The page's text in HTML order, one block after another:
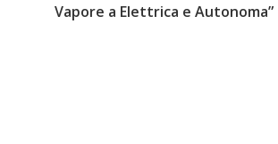
Vapore a Elettrica e Autonoma”